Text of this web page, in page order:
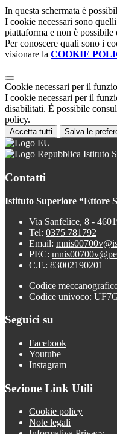
In questa schermata è
I cookie necessari sono
piattaforma e non è
Per conoscere quali sono i
visionare la COOKIE
Cookie necessari per il
I cookie necessari per il
disabilitati. È possibile
policy.
Accetta tutti Salva le
Istituto
Contatti
Istituto Superiore “Ettore
Via Sanfelice, 8 -
Tel: 0375 781792
Email:
PEC:
C.F.: 83002190201
Codice
Codice univoco:
Seguici su
Facebook
Youtube
Instagram
Sezione Link Utili
Cookie policy
Note legali